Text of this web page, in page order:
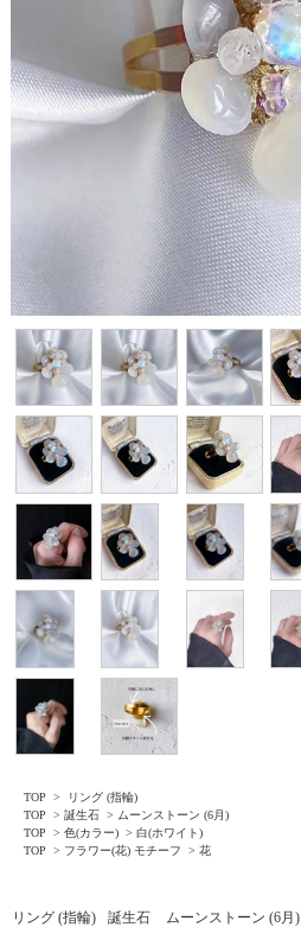
TOP >
リング (指輪)
TOP
> 誕生石 > ムーンストーン (6月)
TOP
> 色(カラー) > 白(ホワイト)
TOP
> フラワー(花) モチーフ > 花
リング (指輪) 誕生石 ムーンストーン (6月)